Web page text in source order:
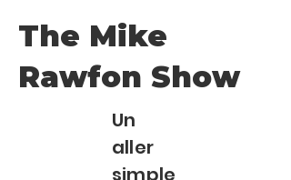
The Mike
Rawfon Show
Un
aller
simple